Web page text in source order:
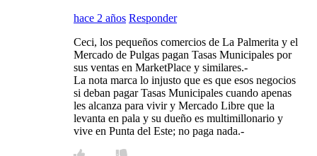
hace 2 años Responder
Ceci, los pequeños comercios de La Palmerita y el
Mercado de Pulgas pagan Tasas Municipales por
sus ventas en MarketPlace y similares.-
La nota marca lo injusto que es que esos negocios
si deban pagar Tasas Municipales cuando apenas
les alcanza para vivir y Mercado Libre que la
levanta en pala y su dueño es multimillonario y
vive en Punta del Este; no paga nada.-